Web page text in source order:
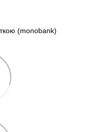
(monobank)